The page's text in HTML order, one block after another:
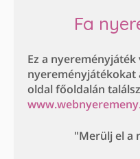
Fa
Ez a nyereményjáték
nyereményjátékokat
oldal főoldalán
"Merülj el a